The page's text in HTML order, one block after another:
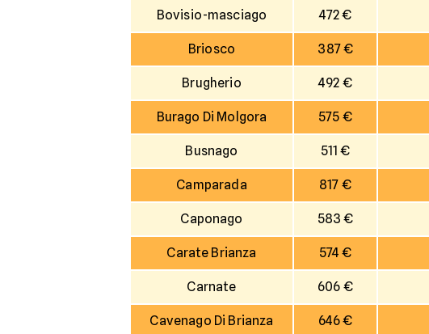
Bovisio-masciago 472 €
Briosco 387 €
Brugherio 492 €
Burago Di Molgora 575 €
Busnago 511 €
Camparada 817 €
Caponago 583 €
Carate Brianza 574 €
Carnate 606 €
Cavenago Di Brianza 646 €